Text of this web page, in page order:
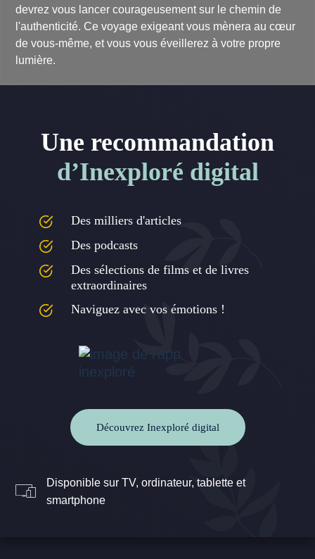
devrez vous lancer courageusement sur le chemin de
l'authenticité. Ce voyage exigeant vous mènera au cœur
de vous-même, et vous vous éveillerez à votre propre
lumière.
Une recommandation
d’Inexploré digital
Des milliers d'articles
Des podcasts
Des sélections de films et de livres
extraordinaires
Naviguez avec vos émotions !
Découvrez Inexploré digital
Disponible sur TV, ordinateur, tablette et
smartphone